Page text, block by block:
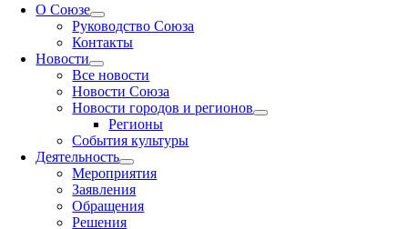
О Союзе
Руководство Союза
Контакты
Новости
Все новости
Новости Союза
Новости городов и регионов
Регионы
События культуры
Деятельность
Мероприятия
Заявления
Обращения
Решения